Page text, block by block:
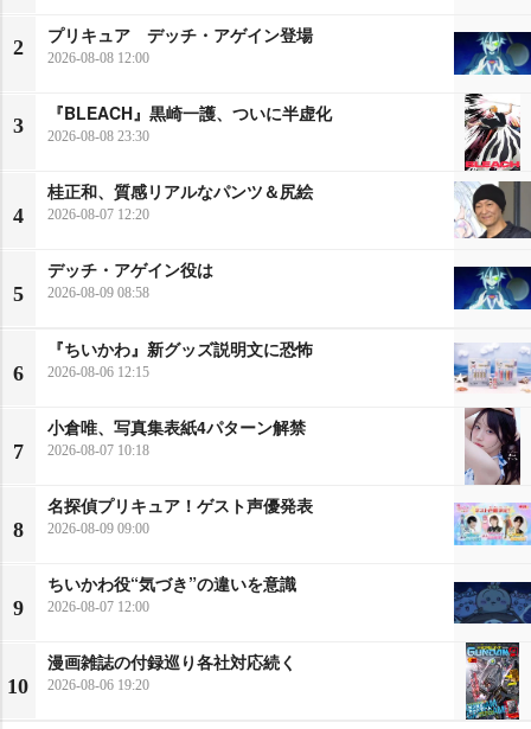
2
プリキュア デッチ・アゲイン登場
2026-08-08 12:00
3
『BLEACH』黒崎一護、ついに半虚化
2026-08-08 23:30
4
桂正和、質感リアルなパンツ＆尻絵
2026-08-07 12:20
5
デッチ・アゲイン役は
2026-08-09 08:58
6
『ちいかわ』新グッズ説明文に恐怖
2026-08-06 12:15
7
小倉唯、写真集表紙4パターン解禁
2026-08-07 10:18
8
名探偵プリキュア！ゲスト声優発表
2026-08-09 09:00
9
ちいかわ役“気づき”の違いを意識
2026-08-07 12:00
10
漫画雑誌の付録巡り各社対応続く
2026-08-06 19:20